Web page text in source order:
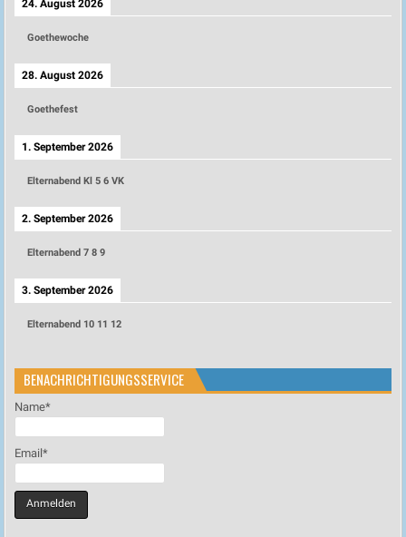
24. August 2026
Goethewoche
28. August 2026
Goethefest
1. September 2026
Elternabend Kl 5 6 VK
2. September 2026
Elternabend 7 8 9
3. September 2026
Elternabend 10 11 12
BENACHRICHTIGUNGSSERVICE
Name*
Email*